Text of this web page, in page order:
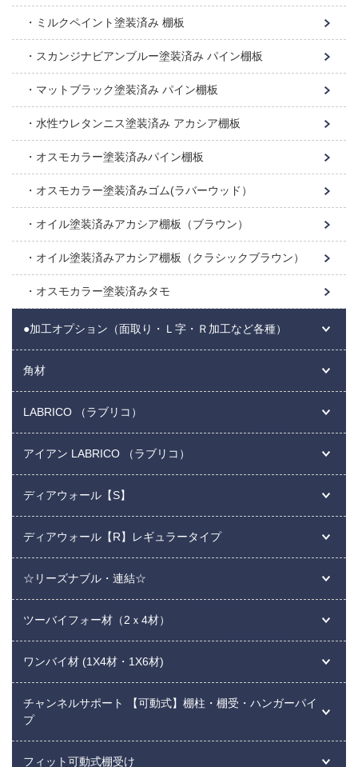
ミルクペイント塗装済み 棚板
スカンジナビアンブルー塗装済み パイン棚板
マットブラック塗装済み パイン棚板
水性ウレタンニス塗装済み アカシア棚板
オスモカラー塗装済みパイン棚板
オスモカラー塗装済みゴム(ラバーウッド）
オイル塗装済みアカシア棚板（ブラウン）
オイル塗装済みアカシア棚板（クラシックブラウン）
オスモカラー塗装済みタモ
●加工オプション（面取り・Ｌ字・Ｒ加工など各種）
角材
LABRICO （ラブリコ）
アイアン LABRICO （ラブリコ）
ディアウォール【S】
ディアウォール【R】レギュラータイプ
☆リーズナブル・連結☆
ツーバイフォー材（2ｘ4材）
ワンバイ材 (1X4材・1X6材)
チャンネルサポート 【可動式】棚柱・棚受・ハンガーパイ
プ
フィット可動式棚受け